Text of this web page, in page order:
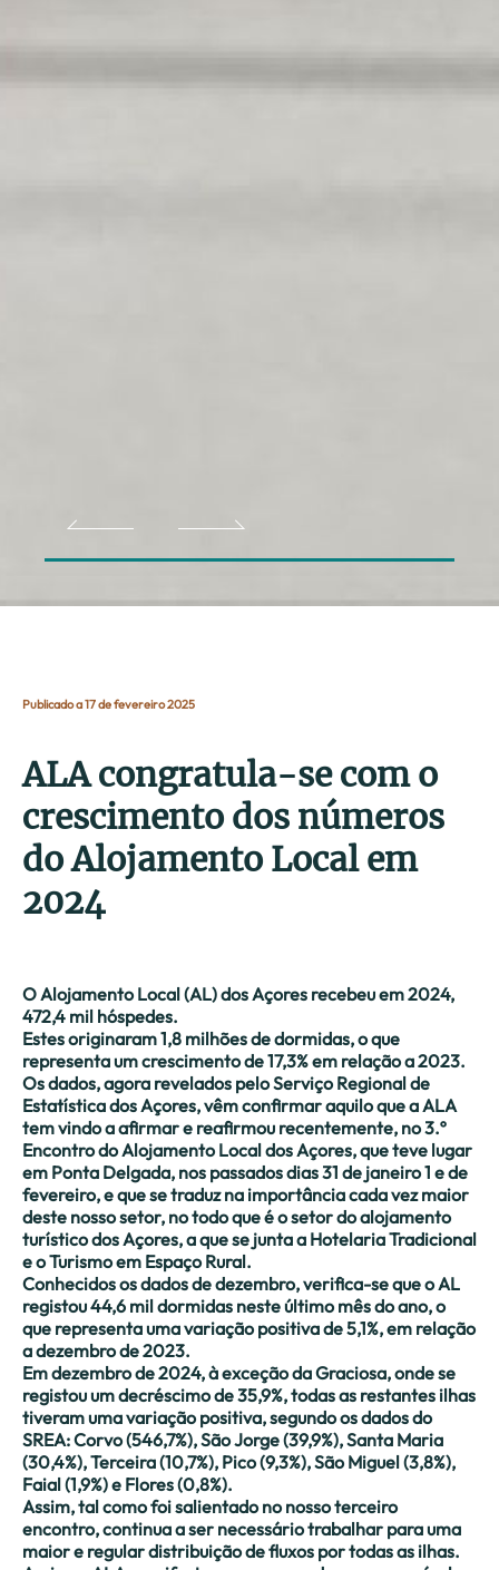
Publicado a 17 de fevereiro 2025
ALA congratula-se com o
crescimento dos números
do Alojamento Local em
2024
O Alojamento Local (AL) dos Açores recebeu em 2024,
472,4 mil hóspedes.
Estes originaram 1,8 milhões de dormidas, o que
representa um crescimento de 17,3% em relação a 2023.
Os dados, agora revelados pelo Serviço Regional de
Estatística dos Açores, vêm confirmar aquilo que a ALA
tem vindo a afirmar e reafirmou recentemente, no 3.º
Encontro do Alojamento Local dos Açores, que teve lugar
em Ponta Delgada, nos passados dias 31 de janeiro 1 e de
fevereiro, e que se traduz na importância cada vez maior
deste nosso setor, no todo que é o setor do alojamento
turístico dos Açores, a que se junta a Hotelaria Tradicional
e o Turismo em Espaço Rural.
Conhecidos os dados de dezembro, verifica-se que o AL
registou 44,6 mil dormidas neste último mês do ano, o
que representa uma variação positiva de 5,1%, em relação
a dezembro de 2023.
Em dezembro de 2024, à exceção da Graciosa, onde se
registou um decréscimo de 35,9%, todas as restantes ilhas
tiveram uma variação positiva, segundo os dados do
SREA: Corvo (546,7%), São Jorge (39,9%), Santa Maria
(30,4%), Terceira (10,7%), Pico (9,3%), São Miguel (3,8%),
Faial (1,9%) e Flores (0,8%).
Assim, tal como foi salientado no nosso terceiro
encontro, continua a ser necessário trabalhar para uma
maior e regular distribuição de fluxos por todas as ilhas.